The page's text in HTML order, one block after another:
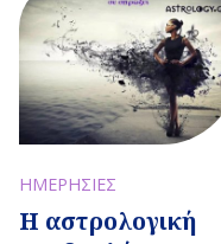
ΗΜΕΡΗΣΙΕΣ
Η αστρολογική